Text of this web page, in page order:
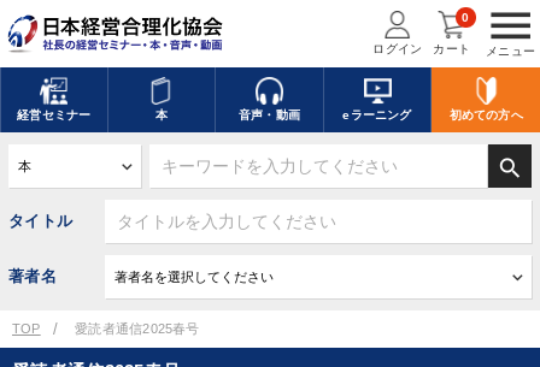
menu
メニュー
ログイン カート
0
経営セミナー 本 音声・動画 eラーニング 初めての方へ
search
タイトル
著者名
TOP 愛読者通信2025春号